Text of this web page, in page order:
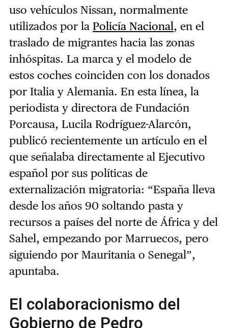
uso vehículos Nissan, normalmente
utilizados por la Policía Nacional, en el
traslado de migrantes hacia las zonas
inhóspitas. La marca y el modelo de
estos coches coinciden con los donados
por Italia y Alemania. En esta línea, la
periodista y directora de Fundación
Porcausa, Lucila Rodríguez-Alarcón,
publicó recientemente un artículo en el
que señalaba directamente al Ejecutivo
español por sus políticas de
externalización migratoria: “España lleva
desde los años 90 soltando pasta y
recursos a países del norte de África y del
Sahel, empezando por Marruecos, pero
siguiendo por Mauritania o Senegal”,
apuntaba.
El colaboracionismo del
Gobierno de Pedro